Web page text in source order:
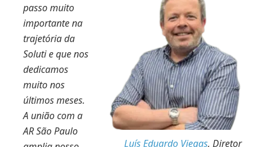
Luís Eduardo Viegas, Diretor
passo muito
importante na
trajetória da
Soluti e que nos
dedicamos
muito nos
últimos meses.
A união com a
AR São Paulo